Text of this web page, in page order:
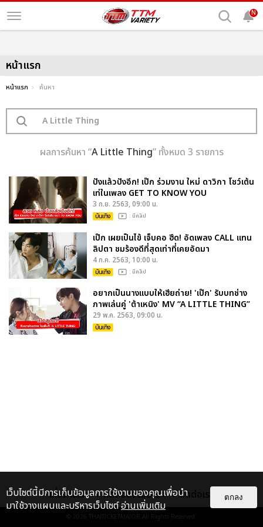
N
หน้าแรก
หน้าแรก ค้นหา
ผลการค้นหา “A Little Thing” ทั้งหมด 3 รายการ
ปังแล้วปังอีก! เป๊ก ร่วมงาน ใหม่ ดาวิกา โชว์เต้น
เท่ในเพลง GET TO KNOW YOU
3 ก.ย. 2563, 09:00 น.
บันเทิง : มีคลิป
เป๊ก เผยเป็นไข้ เจ็บคอ ฮึด! อัดเพลง CALL แทน
ลิปตา ชมร้องดีที่สุดเท่าที่เคยอัดมา
4 ก.ค. 2563, 10:00 น.
บันเทิง : มีคลิป
อยากเป็นนางแบบให้เฮียถ่าย! 'เป๊ก' รับบทช่าง
ภาพเล่นคู่ 'ต้าเหนิง' MV “A LITTLE THING”
29 พ.ค. 2563, 09:00 น.
บันเทิง
เกี่ยวกับเรา ติดต่อลงโฆษณา ติดต่อเรา
© 2026 THAITICKETMAJOR All Rights Reserved.
เว็บไซต์นี้มีการเก็บข้อมูลการใช้งานของคุณเพื่อนำ
มาใช้วางแผนและบริหารเว็บไซต์อ่านเพิ่มเติม
ตกลง